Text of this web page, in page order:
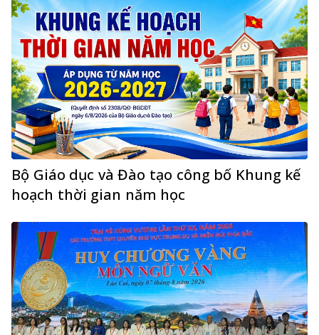
Bộ Giáo dục và Đào tạo công bố Khung kế
hoạch thời gian năm học